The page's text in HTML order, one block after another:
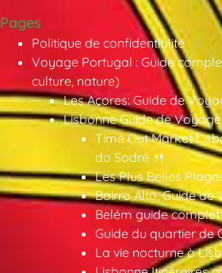
Pages
Politique de confidentialité
Voyage Portugal : Guide
culture, nature)
Les Açores: Guide de
Lisbonne Guide de Voyage
Time Out Market
do Sodré 🍴
Les Plus Belles
Bairro Alto, Guide de
Belém guide complet
Guide du quartier de
La vie nocturne à